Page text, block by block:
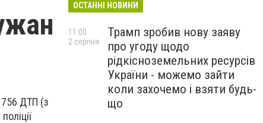
756 ДТП (з
ОСТАННІ НОВИНИ
Трамп зробив нову заяву
про угоду щодо
рідкісноземельних ресурсів
України - можемо зайти
коли захочемо і взяти будь-
що
11:00
2 серпня